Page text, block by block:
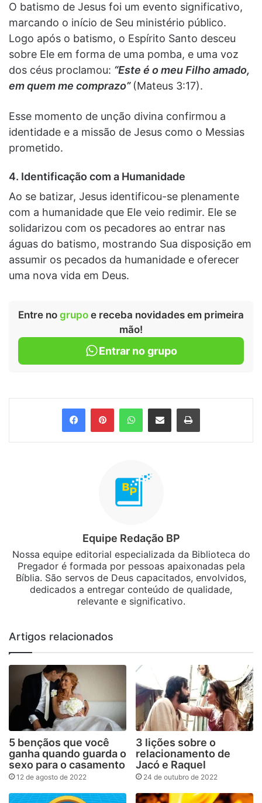
O batismo de Jesus foi um evento significativo,
marcando o início de Seu ministério público.
Logo após o batismo, o Espírito Santo desceu
sobre Ele em forma de uma pomba, e uma voz
dos céus proclamou: “Este é o meu Filho amado,
em quem me comprazo” (Mateus 3:17).
Esse momento de unção divina confirmou a
identidade e a missão de Jesus como o Messias
prometido.
4. Identificação com a Humanidade
Ao se batizar, Jesus identificou-se plenamente
com a humanidade que Ele veio redimir. Ele se
solidarizou com os pecadores ao entrar nas
águas do batismo, mostrando Sua disposição em
assumir os pecados da humanidade e oferecer
uma nova vida em Deus.
Entre no grupo e receba novidades em primeira
mão!
Entrar no grupo
FacebookPinterestWhatsApp
Compartilhar via e-mail Imprimir
Equipe Redação BP
Nossa equipe editorial especializada da Biblioteca do
Pregador é formada por pessoas apaixonadas pela
Bíblia. São servos de Deus capacitados, envolvidos,
dedicados a entregar conteúdo de qualidade,
relevante e significativo.
Artigos relacionados
5 bençãos que você
ganha quando guarda o
sexo para o casamento
12 de agosto de 2022
3 lições sobre o
relacionamento de
Jacó e Raquel
24 de outubro de 2022